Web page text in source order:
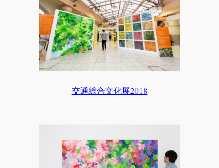
交通総合文化展2018